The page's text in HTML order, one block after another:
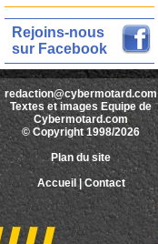
Rejoins-nous
sur Facebook
redaction@cybermotard.com
Textes et images Equipe de
Cybermotard.com
© Copyright 1998/2026
Plan du site
Accueil |Contact